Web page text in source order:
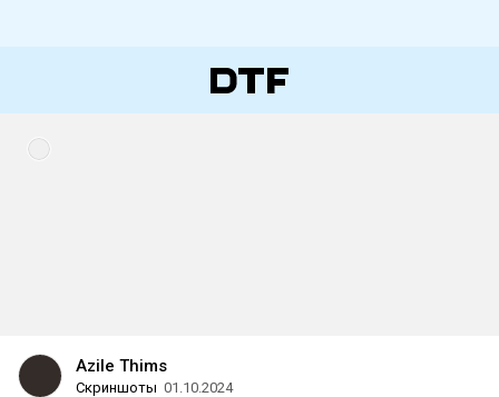
Azile Thims
Скриншоты 01.10.2024